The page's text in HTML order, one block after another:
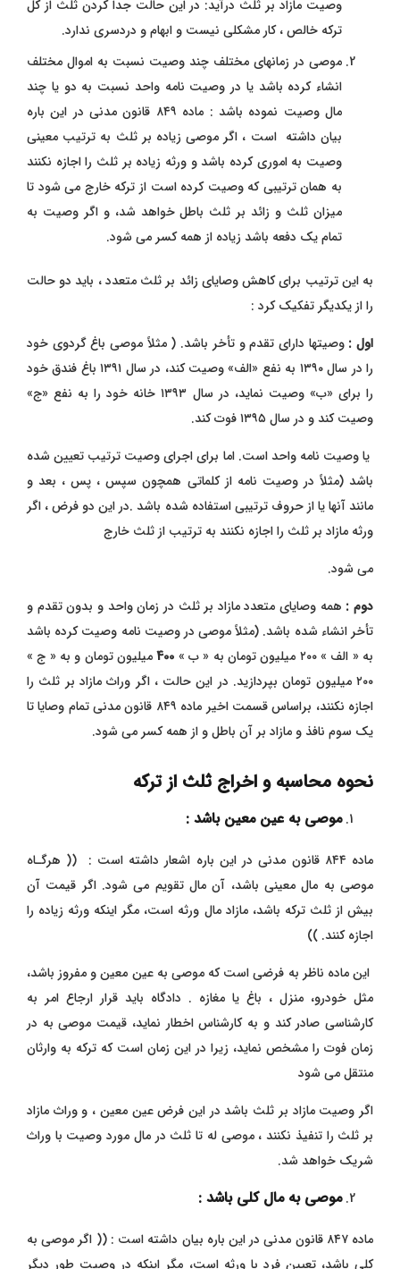
وصیت مازاد بر ثلث درآید: در این حالت جدا کردن ثلث از کل
ترکه خالص ، کار مشکلی نیست و ابهام و دردسری ندارد.
موصی در زمانهای مختلف چند وصیت نسبت به اموال مختلف
انشاء کرده باشد یا در وصیت نامه واحد نسبت به دو یا چند
مال وصیت نموده باشد : ماده ۸۴۹ قانون مدنی در این باره
بیان داشته است ، اگر موصی زیاده بر ثلث به ترتیب معینی
وصیت به اموری کرده باشد و ورثه زیاده بر ثلث را اجازه نکنند
به همان ترتیبی که وصیت کرده است از ترکه خارج می شود تا
میزان ثلث و زائد بر ثلث باطل خواهد شد، و اگر وصیت به
تمام یک دفعه باشد زیاده از همه کسر می شود.
به این ترتیب برای کاهش وصایای زائد بر ثلث متعدد ، باید دو حالت
را از یکدیگر تفکیککرد :
اول : وصیتها دارای تقدم و تأخر باشد. ( مثلاً موصی باغ گردوی خود
را در سال ۱۳۹۰ به نفع «الف» وصیت کند، در سال ۱۳۹۱ باغ فندق خود
را برای «ب» وصیت نماید، در سال ۱۳۹۳ خانه خود را به نفع «ج»
وصیت کند و در سال ۱۳۹۵ فوت کند.
یا وصیت نامه واحد است. اما برای اجرای وصیت ترتیب تعیین شده
باشد (مثلاً در وصیت نامه از کلماتی همچون سپس ، پس ، بعد و
مانند آنها یا از حروف ترتیبی استفاده شده باشد .در این دو فرض ، اگر
ورثه مازاد بر ثلث را اجازه نکنند به ترتیب از ثلث خارج
می شود.
دوم : همه وصایای متعدد مازاد بر ثلث در زمان واحد و بدون تقدم و
تأخر انشاء شده باشد. (مثلاً موصی در وصیت نامه وصیت کرده باشد
به « الف » ۲۰۰ میلیون تومان به « ب »
میلیون تومان و به « ج »
۲۰۰ میلیون تومان بپردازید. در این حالت ، اگر وراث مازاد بر ثلث را
اجازه نکنند، براساس قسمت اخیر ماده ۸۴۹ قانون مدنی تمام وصایا تا
یک سوم نافذ و مازاد بر آن باطل و از همه کسر می شود.
نحوه محاسبه و اخراج ثلث از ترکه
موصی به عین معین باشد :
ماده ۸۴۴ قانون مدنی در این باره اشعار داشته است : (( هرگـاه
موصی به مال معینی باشد، آن مال تقویم می شود. اگر قیمت آن
بیش از ثلث ترکه باشد، مازاد مال ورثه است، مگر اینکه ورثه زیاده را
اجازه کنند. ))
این ماده ناظر به فرضی است که موصی به عین معین و مفروز باشد،
مثل خودرو، منزل ، باغ یا مغازه . دادگاه باید قرار ارجاع امر به
کارشناسی صادر کند و به کارشناس اخطار نماید، قیمت موصی به در
زمان فوت را مشخص نماید، زیرا در این زمان است که ترکه به وارثان
منتقل می شود
اگر وصیت مازاد بر ثلث باشد در این فرض عین معین ، و وراث مازاد
بر ثلث را تنفیذ نکنند ، موصی له تا ثلث در مال مورد وصیت با وراث
شریک خواهد شد.
موصی به مال کلی باشد :
ماده ۸۴۷ قانون مدنی در این باره بیان داشته است : (( اگر موصی به
کلی باشد، تعیین فرد با ورثه است، مگر اینکه در وصیت طور دیگر